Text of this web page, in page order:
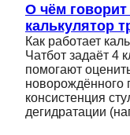
О чём
калькулятор
Как работает
Чатбот задаёт 4
помогают
новорождённого
консистенция
дегидратации